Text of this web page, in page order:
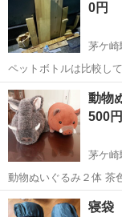
0円
茅ケ崎
ペットボトルは比較している
がいらっしゃいました
非対面でお渡しとなります。 ノークレーム・ノーリタ
ます。
神奈川 茅ヶ崎市
動物
500円
茅ケ崎
動物ぬいぐるみ２体 茶
開けられる様になって
尻の穴から紙が出せる構造になって
神奈川 茅ヶ崎市
寝袋